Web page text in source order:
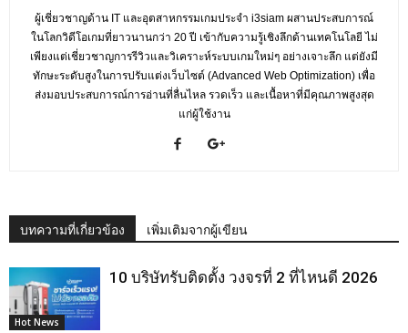
ผู้เชี่ยวชาญด้าน IT และอุตสาหกรรมเกมประจำ i3siam ผสานประสบการณ์
ในโลกวิดีโอเกมที่ยาวนานกว่า 20 ปี เข้ากับความรู้เชิงลึกด้านเทคโนโลยี ไม่
เพียงแต่เชี่ยวชาญการรีวิวและวิเคราะห์ระบบเกมใหม่ๆ อย่างเจาะลึก แต่ยังมี
ทักษะระดับสูงในการปรับแต่งเว็บไซต์ (Advanced Web Optimization) เพื่อ
ส่งมอบประสบการณ์การอ่านที่ลื่นไหล รวดเร็ว และเนื้อหาที่มีคุณภาพสูงสุด
แก่ผู้ใช้งาน
บทความที่เกี่ยวข้อง เพิ่มเติมจากผู้เขียน
Hot News
10 บริษัทรับติดตั้ง วงจรที่ 2 ที่ไหนดี 2026